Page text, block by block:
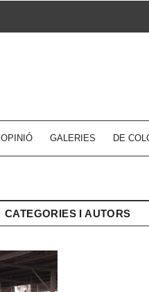
OPINIÓ GALERIES DE
CATEGORIES I AUTORS